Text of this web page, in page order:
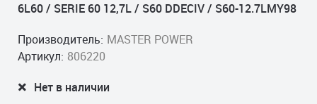
6L60 / SERIE 60 12,7L / S60 DDECIV / S60-12.7LMY98
Производитель: MASTER POWER
Артикул: 806220
Нет в наличии